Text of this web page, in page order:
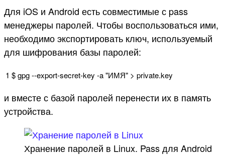
Для iOS и Android есть совместимые с pass
менеджеры паролей. Чтобы воспользоваться ими,
необходимо экспортировать ключ, используемый
для шифрования базы паролей:
1 $gpg--export-secret-key -a"ИМЯ" > private.key
и вместе с базой паролей перенести их в память
устройства.
Хранение паролей в Linux. Pass для Android